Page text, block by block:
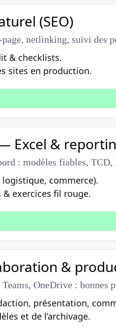
(SEO)
netlinking, suivi des
& checklists.
sites en production.
Excel &
: modèles fiables, TCD,
logistique, commerce).
exercices fil rouge.
&
OneDrive : bonnes
présentation,
et de l’archivage.